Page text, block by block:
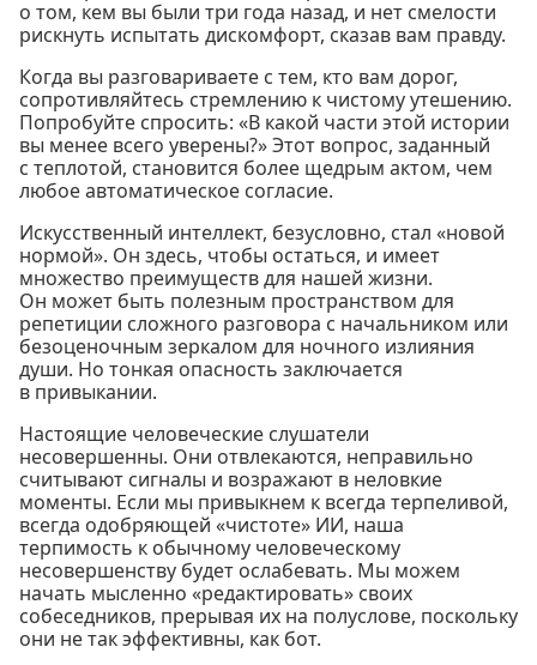
о том, кем вы были три года назад, и нет смелости
рискнуть испытать дискомфорт, сказав вам правду.
Когда вы разговариваете с тем, кто вам дорог,
сопротивляйтесь стремлению к чистому утешению.
Попробуйте спросить: «В какой части этой истории
вы менее всего уверены?» Этот вопрос, заданный
с теплотой, становится более щедрым актом, чем
любое автоматическое согласие.
Искусственный интеллект, безусловно, стал «новой
нормой». Он здесь, чтобы остаться, и имеет
множество преимуществ для нашей жизни.
Он может быть полезным пространством для
репетиции сложного разговора с начальником или
безоценочным зеркалом для ночного излияния
души. Но тонкая опасность заключается
в привыкании.
Настоящие человеческие слушатели
несовершенны. Они отвлекаются, неправильно
считывают сигналы и возражают в неловкие
моменты. Если мы привыкнем к всегда терпеливой,
всегда одобряющей «чистоте» ИИ, наша
терпимость к обычному человеческому
несовершенству будет ослабевать. Мы можем
начать мысленно «редактировать» своих
собеседников, прерывая их на полуслове, поскольку
они не так эффективны, как бот.